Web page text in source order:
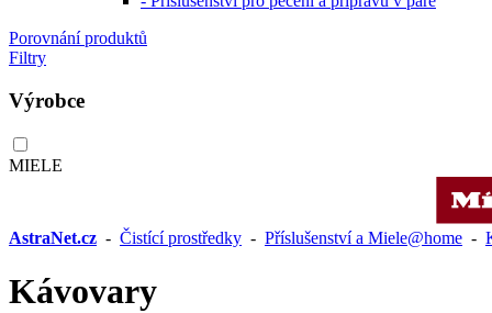
Porovnání produktů
Filtry
Výrobce
MIELE
AstraNet.cz - Čistící prostředky - Příslušenství a Miele@home -
Kávovary